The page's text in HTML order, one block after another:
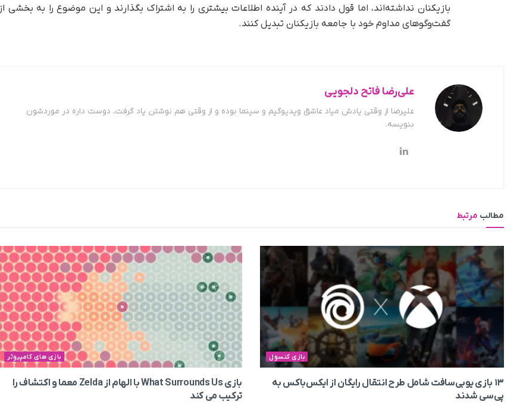
بازیکنان نداشته‌اند، اما قول دادند که در آینده اطلاعات بیشتری را به اشتراک بگذارند و این موضوع را به بخشی از
گفت‌وگوهای مداوم خود با جامعه بازیکنان تبدیل کنند.
علی‌رضا فاتح دلجویی
علیرضا از وقتی یادش میاد عاشق ویدیوگیم و سینما بوده و از وقتی هم نوشتن یاد گرفت، دوست داره در موردشون
بنویسه.
مطالب مرتبط
بازی کنسول
۱۳ بازی یوبی‌سافت شامل طرح انتقال رایگان از ایکس‌باکس به
پی‌سی شدند
بازی های کامپیوتر
بازی What Surrounds Us با الهام از Zelda معما و اکتشاف را
ترکیب می‌ کند